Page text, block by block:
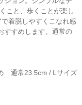
こと、歩くことが楽し
着脱しやすくこなれ感
すすめします。通常の
通常23.5cm / Lサイズ